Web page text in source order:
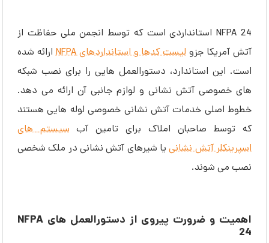
NFPA 24 استانداردی است که توسط انجمن ملی حفاظت از
آتش آمریکا جزو لیست کدها و استانداردهای NFPA
ارائه شده
است. این استاندارد، دستورالعمل هایی را برای نصب شبکه
های خصوصی آتش نشانی و لوازم جانبی آن ارائه می دهد.
خطوط اصلی خدمات آتش نشانی خصوصی لوله هایی هستند
که توسط صاحبان املاک برای تامین آب سیستم های
اسپرینکلر آتش نشانییا شیرهای آتش نشانی در ملک شخصی
نصب می شوند.
اهمیت و ضرورت پیروی از دستورالعمل های NFPA
24